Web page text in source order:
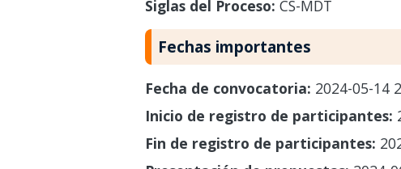
Siglas del Proceso: CS-MDT
Fechas importantes
Fecha de convocatoria: 2024-05-14
Inicio de registro de participantes:
Fin de registro de participantes: